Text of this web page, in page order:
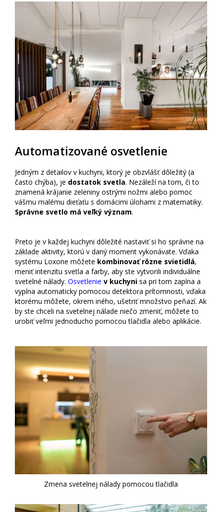
Automatizované osvetlenie
Jedným z detailov v kuchyni, ktorý je obzvlášť dôležitý (a
často chýba), je dostatok svetla. Nezáleží na tom, či to
znamená krájanie zeleniny ostrými nožmi alebo pomoc
vášmu malému dieťaťu s domácimi úlohami z matematiky.
Správne svetlo má veľký význam.
Preto je v každej kuchyni dôležité nastaviť si ho správne na
základe aktivity, ktorú v daný moment vykonávate. Vďaka
systému Loxone môžete kombinovať rôzne svietidlá,
meniť intenzitu svetla a farby, aby ste vytvorili individuálne
svetelné nálady. Osvetlenie v kuchyni sa pri tom zapína a
vypína automaticky pomocou detektora prítomnosti, vďaka
ktorému môžete, okrem iného, ušetriť množstvo peňazí. Ak
by ste chceli na svetelnej nálade niečo zmeniť, môžete to
urobiť veľmi jednoducho pomocou tlačidla alebo aplikácie.
Zmena svetelnej nálady pomocou tlačidla